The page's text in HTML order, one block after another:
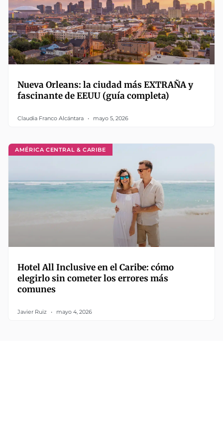
Nueva Orleans: la ciudad más EXTRAÑA y
fascinante de EEUU (guía completa)
Claudia Franco Alcántara mayo 5, 2026
AMÉRICA CENTRAL & CARIBE
Hotel All Inclusive en el Caribe: cómo
elegirlo sin cometer los errores más
comunes
Javier Ruiz mayo 4, 2026